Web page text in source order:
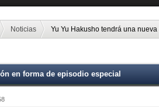
Noticias Yu Yu Hakusho tendrá una
en forma de episodio especial